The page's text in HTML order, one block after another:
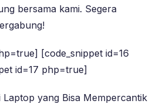
bersama kami. Segera
[code_snippet id=16
id=17 php=true]
Laptop yang Bisa Mempercantik